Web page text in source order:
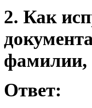
2. Как
фамилии,
Ответ: